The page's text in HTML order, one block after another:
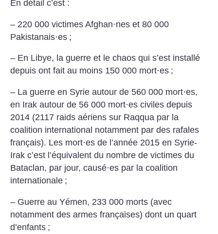
En détail c’est :
– 220 000 victimes Afghan·nes et 80 000
Pakistanais·es ;
– En Libye, la guerre et le chaos qui s’est installé
depuis ont fait au moins 150 000 mort·es ;
– La guerre en Syrie autour de 560 000 mort·es,
en Irak autour de 56 000 mort·es civiles depuis
2014 (2117 raids aériens sur Raqqua par la
coalition international notamment par des rafales
français). Les mort·es de l’année 2015 en Syrie-
Irak c’est l’équivalent du nombre de victimes du
Bataclan, par jour, causé·es par la coalition
internationale ;
– Guerre au Yémen, 233 000 morts (avec
notamment des armes françaises) dont un quart
d’enfants ;